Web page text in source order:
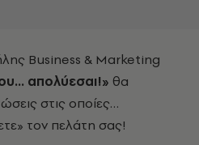
Business & Marketing
απολύεσαι!» θα
στις οποίες…
τον πελάτη σας!